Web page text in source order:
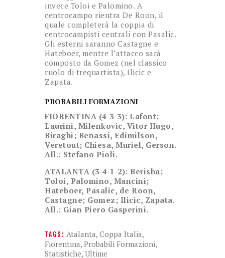
invece Toloi e Palomino. A
centrocampo rientra De Roon, il
quale completerà la coppia di
centrocampisti centrali con Pasalic.
Gli esterni saranno Castagne e
Hateboer, mentre l’attacco sarà
composto da Gomez (nel classico
ruolo di trequartista), Ilicic e
Zapata.
PROBABILI FORMAZIONI
FIORENTINA (4-3-3): Lafont;
Laurini, Milenkovic, Vitor Hugo,
Biraghi; Benassi, Edimilson,
Veretout; Chiesa, Muriel, Gerson.
All.: Stefano Pioli.
ATALANTA (3-4-1-2): Berisha;
Toloi, Palomino, Mancini;
Hateboer, Pasalic, de Roon,
Castagne; Gomez; Ilicic, Zapata.
All.: Gian Piero Gasperini.
TAGS: Atalanta, Coppa Italia,
Fiorentina, Probabili Formazioni,
Statistiche, Ultime